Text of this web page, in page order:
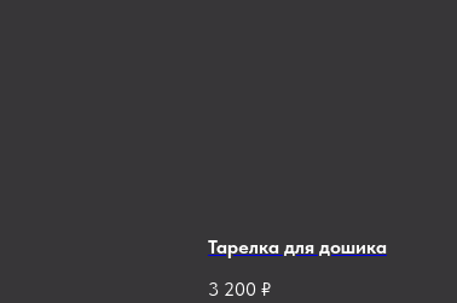
Тарелка для дошика
3 200 ₽